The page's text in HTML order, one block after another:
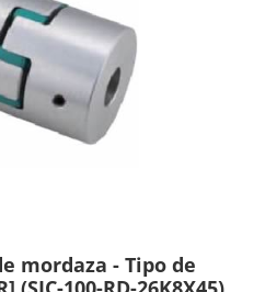
mordaza - Tipo de